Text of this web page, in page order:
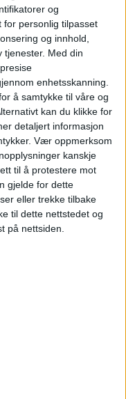
og
for personlig tilpasset
og innhold,
tjenester. Med din
enhetsskanning.
å samtykke til våre og
kan du klikke for
detaljert informasjon
Vær oppmerksom
kanskje
til å protestere mot
gjelde for dette
eller trekke tilbake
til dette nettstedet og
på nettsiden.
barnehagens
samt holde
i